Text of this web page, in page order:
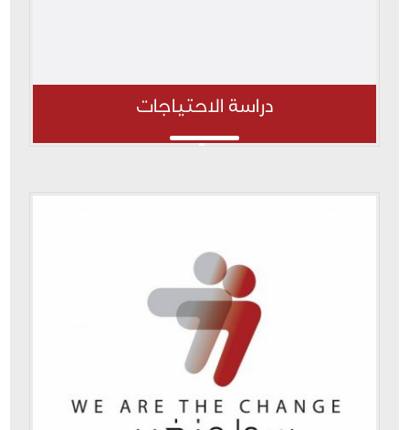
دراسة الاحتياجات